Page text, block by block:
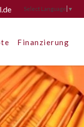
Select Language ▼
Finanzierung